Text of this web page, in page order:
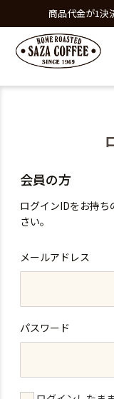
商品代金が1決
会員の方
ログインIDをお持
さい。
メールアドレス
パスワード